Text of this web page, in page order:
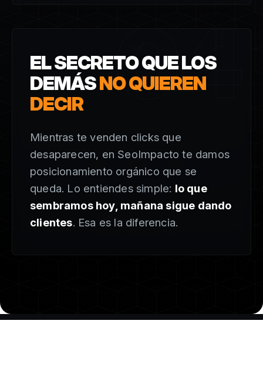
04
EL SECRETO QUE LOS
DEMÁSNO QUIEREN
DECIR
Mientras te venden clicks que
desaparecen, en SeoImpacto te damos
posicionamiento orgánico que se
queda. Lo entiendes simple: lo que
sembramos hoy, mañana sigue dando
clientes. Esa es la diferencia.